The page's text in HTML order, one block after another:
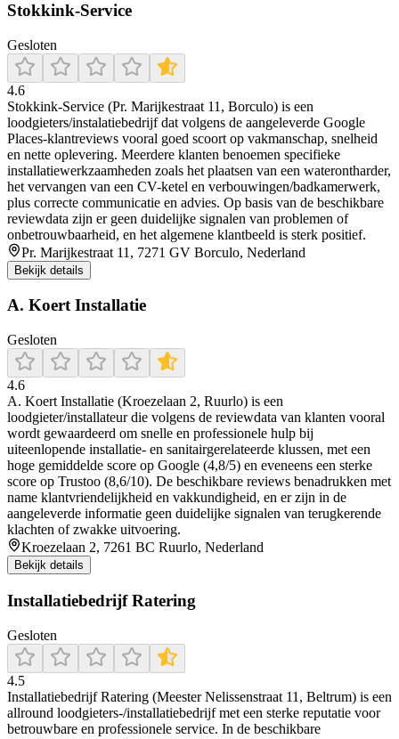
Stokkink-Service
Gesloten
4.6
Stokkink-Service (Pr. Marijkestraat 11, Borculo) is een
loodgieters/instalatiebedrijf dat volgens de aangeleverde Google
Places-klantreviews vooral goed scoort op vakmanschap, snelheid
en nette oplevering. Meerdere klanten benoemen specifieke
installatiewerkzaamheden zoals het plaatsen van een waterontharder,
het vervangen van een CV-ketel en verbouwingen/badkamerwerk,
plus correcte communicatie en advies. Op basis van de beschikbare
reviewdata zijn er geen duidelijke signalen van problemen of
onbetrouwbaarheid, en het algemene klantbeeld is sterk positief.
Pr. Marijkestraat 11, 7271 GV Borculo, Nederland
Bekijk details
A. Koert Installatie
Gesloten
4.6
A. Koert Installatie (Kroezelaan 2, Ruurlo) is een
loodgieter/installateur die volgens de reviewdata van klanten vooral
wordt gewaardeerd om snelle en professionele hulp bij
uiteenlopende installatie- en sanitairgerelateerde klussen, met een
hoge gemiddelde score op Google (4,8/5) en eveneens een sterke
score op Trustoo (8,6/10). De beschikbare reviews benadrukken met
name klantvriendelijkheid en vakkundigheid, en er zijn in de
aangeleverde informatie geen duidelijke signalen van terugkerende
klachten of zwakke uitvoering.
Kroezelaan 2, 7261 BC Ruurlo, Nederland
Bekijk details
Installatiebedrijf Ratering
Gesloten
4.5
Installatiebedrijf Ratering (Meester Nelissenstraat 11, Beltrum) is een
allround loodgieters-/installatiebedrijf met een sterke reputatie voor
betrouwbare en professionele service. In de beschikbare